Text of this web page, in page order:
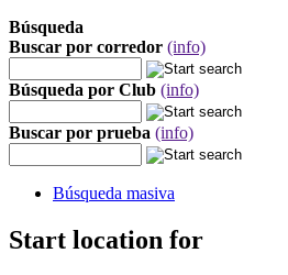
Búsqueda
Buscar por corredor (info)
Búsqueda por Club (info)
Buscar por prueba (info)
Búsqueda masiva
Start location for